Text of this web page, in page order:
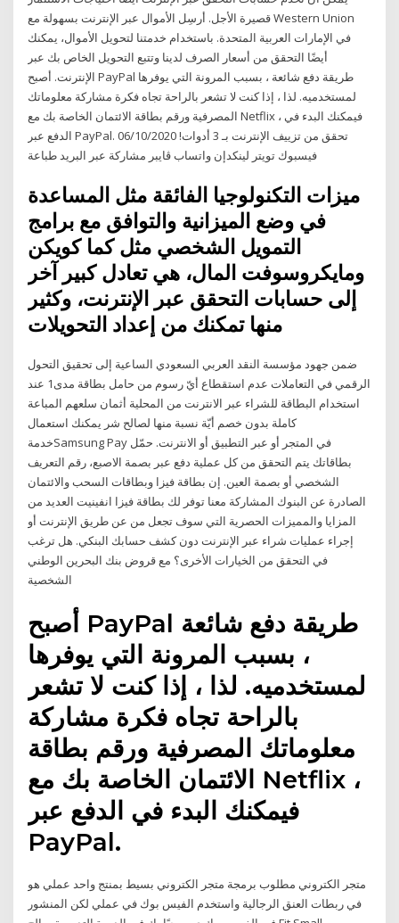
قصيرة الأجل. أرسِل الأموال عبر الإنترنت بسهولة مع Western Union
في الإمارات العربية المتحدة. باستخدام خدمتنا لتحويل الأموال، يمكنك
أيضًا التحقق من أسعار الصرف لدينا وتتبع التحويل الخاص بك عبر
الإنترنت. أصبح PayPal طريقة دفع شائعة ، بسبب المرونة التي يوفرها
لمستخدميه. لذا ، إذا كنت لا تشعر بالراحة تجاه فكرة مشاركة معلوماتك
المصرفية ورقم بطاقة الائتمان الخاصة بك مع Netflix ، فيمكنك البدء في
الدفع عبر PayPal. تحقق من تزييف الإنترنت بـ 3 أدوات! 06/10/2020
فيسبوك تويتر لينكدإن واتساب ڤايبر مشاركة عبر البريد طباعة
ميزات التكنولوجيا الفائقة مثل المساعدة
في وضع الميزانية والتوافق مع برامج
التمويل الشخصي مثل كما كويكن
ومايكروسوفت المال، هي تعادل كبير آخر
إلى حسابات التحقق عبر الإنترنت، وكثير
منها تمكنك من إعداد التحويلات
ضمن جهود مؤسسة النقد العربي السعودي الساعية إلى تحقيق التحول
الرقمي في التعاملات عدم استقطاع أيّ رسوم من حامل بطاقة مدى1 عند
استخدام البطاقة للشراء عبر الانترنت من المحلية أثمان سلعهم المباعة
كاملة بدون خصم أيّة نسبة منها لصالح شر يمكنك استعمال
خدمةSamsung Pay في المتجر أو عبر التطبيق أو الانترنت. حمّل
بطاقاتك يتم التحقق من كل عملية دفع عبر بصمة الاصبع، رقم التعريف
الشخصي أو بصمة العين. إن بطاقة فيزا وبطاقات السحب والائتمان
الصادرة عن البنوك المشاركة معنا توفر لك بطاقة فيزا انفينيت العديد من
المزايا والمميزات الحصرية التي سوف تجعل من عن طريق الإنترنت أو
إجراء عمليات شراء عبر الإنترنت دون كشف حسابك البنكي. هل ترغب
في التحقق من الخيارات الأخرى؟ مع قروض بنك البحرين الوطني
الشخصية
أصبح PayPal طريقة دفع شائعة
، بسبب المرونة التي يوفرها
لمستخدميه. لذا ، إذا كنت لا تشعر
بالراحة تجاه فكرة مشاركة
معلوماتك المصرفية ورقم بطاقة
الائتمان الخاصة بك مع Netflix ،
فيمكنك البدء في الدفع عبر
PayPal.
متجر الكتروني مطلوب برمجة متجر الكتروني بسيط بمنتج واحد عملي هو
في ربطات العنق الرجالية واستخدم الفيس بوك في عملي لكن المنشور